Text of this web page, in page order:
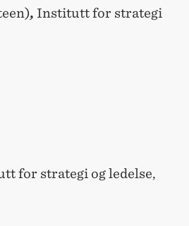
, Institutt for strategi
for strategi og ledelse,